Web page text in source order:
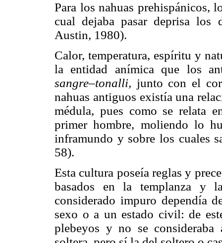
Para los nahuas prehispánicos,
cual dejaba pasar deprisa los
Austin, 1980).
Calor, temperatura, espíritu y
la entidad anímica que los
sangre–tonalli, junto con el
nahuas antiguos existía una
médula, pues como se relata
primer hombre, moliendo lo
inframundo y sobre los cuales
58).
Esta cultura poseía reglas y
basados en la templanza y
considerado impuro dependía
sexo o a un estado civil: de
plebeyos y no se